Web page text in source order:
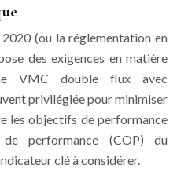
(ou la réglementation en
des exigences en matière
VMC double flux avec
privilégiée pour minimiser
les objectifs de performance
performance (COP) du
clé à considérer.